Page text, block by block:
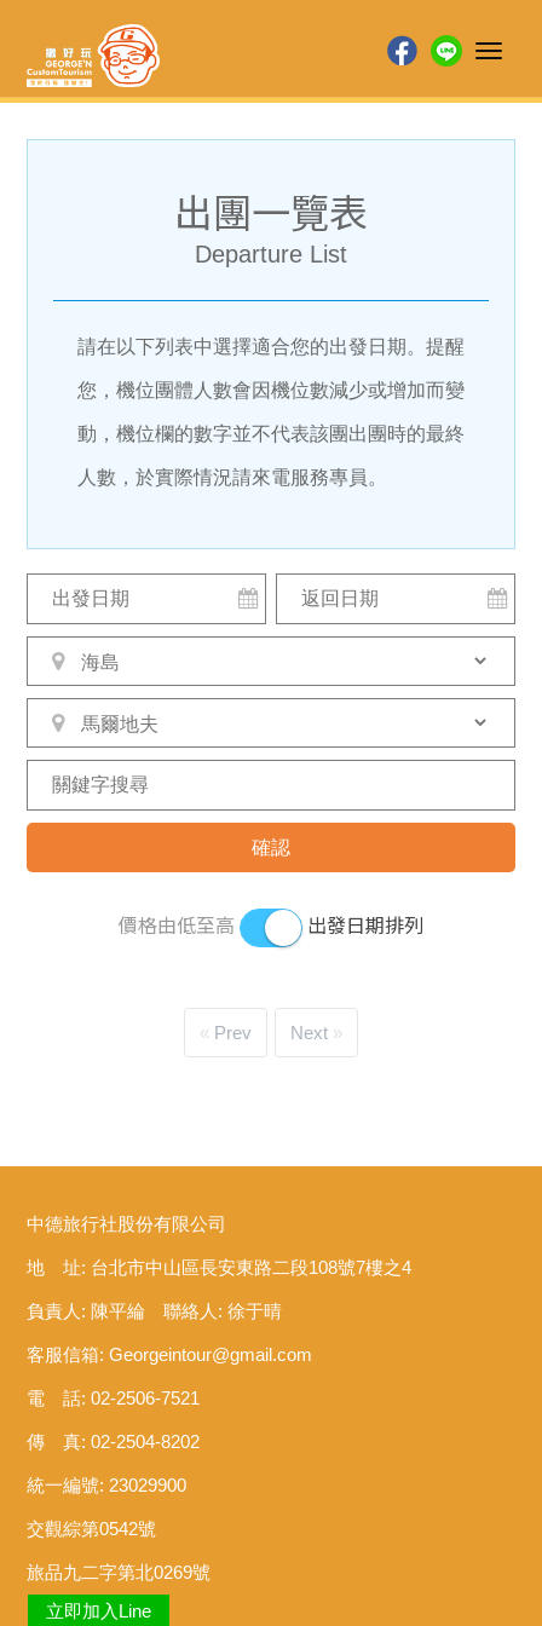
出團一覽表
Departure List
請在以下列表中選擇適合您的出發日期。提醒
您，機位團體人數會因機位數減少或增加而變
動，機位欄的數字並不代表該團出團時的最終
人數，於實際情況請來電服務專員。
價格由低至高 出發日期排列
Prev Next
中德旅行社股份有限公司
地 址: 台北市中山區長安東路二段108號7樓之4
負責人: 陳平綸 聯絡人: 徐于晴
客服信箱:Georgeintour@gmail.com
電 話: 02-2506-7521
傳 真: 02-2504-8202
統一編號: 23029900
交觀綜第0542號
旅品九二字第北0269號
立即加入Line